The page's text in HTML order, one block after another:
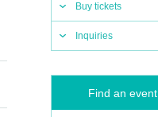
Buy tickets
Inquiries
Find an event